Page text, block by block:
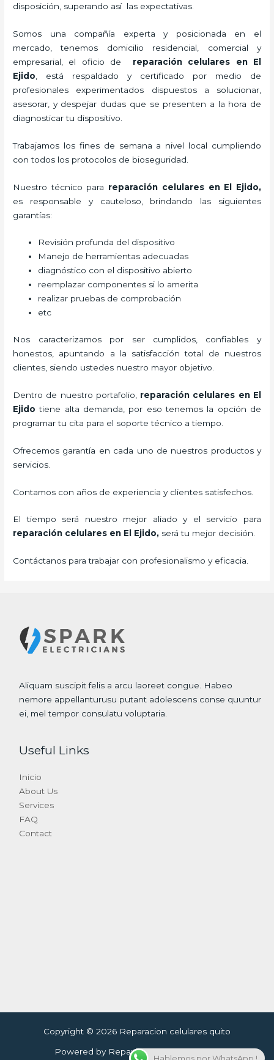
disposición, superando así las expectativas.
Somos una compañía experta y posicionada en el
mercado, tenemos domicilio residencial, comercial y
empresarial, el oficio de reparación celulares en El
Ejido , está respaldado y certificado por medio de
profesionales experimentados dispuestos a solucionar,
asesorar, y despejar dudas que se presenten a la hora de
diagnosticar tu dispositivo.
Trabajamos los fines de semana a nivel local cumpliendo
con todos los protocolos de bioseguridad.
Nuestro técnico para reparación celulares en El Ejido,
es responsable y cauteloso, brindando las siguientes
garantías:
Revisión profunda del dispositivo
Manejo de herramientas adecuadas
diagnóstico con el dispositivo abierto
reemplazar componentes si lo amerita
realizar pruebas de comprobación
etc
Nos caracterizamos por ser cumplidos, confiables y
honestos, apuntando a la satisfacción total de nuestros
clientes, siendo ustedes nuestro mayor objetivo.
Dentro de nuestro portafolio, reparación celulares en El
Ejido tiene alta demanda, por eso tenemos la opción de
programar tu cita para el soporte técnico a tiempo.
Ofrecemos garantía en cada uno de nuestros productos y
servicios.
Contamos con años de experiencia y clientes satisfechos.
El tiempo será nuestro mejor aliado y el servicio para
reparación celulares en El Ejido, será tu mejor decisión.
Contáctanos para trabajar con profesionalismo y eficacia.
Aliquam suscipit felis a arcu laoreet congue. Habeo
nemore appellanturusu putant adolescens conse quuntur
ei, mel tempor consulatu voluptaria.
Useful Links
Inicio
About Us
Services
FAQ
Contact
Copyright © 2026 Reparacion celulares quito
Powered by Reparacion celulares quito